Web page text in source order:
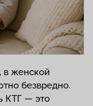
в женской
безвредно.
КТГ — это